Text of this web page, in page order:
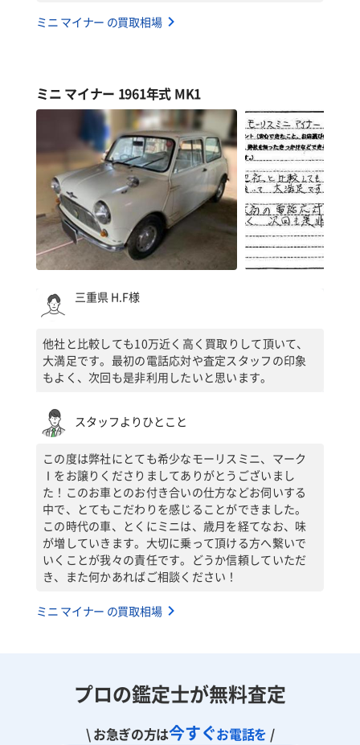
ミニ マイナー の買取相場
ミニ マイナー 1961年式 MK1
三重県 H.F様
他社と比較しても10万近く高く買取りして頂いて、
大満足です。最初の電話応対や査定スタッフの印象
もよく、次回も是非利用したいと思います。
スタッフよりひとこと
この度は弊社にとても希少なモーリスミニ、マーク
Ⅰをお譲りくださりましてありがとうございまし
た！このお車とのお付き合いの仕方などお伺いする
中で、とてもこだわりを感じることができました。
この時代の車、とくにミニは、歳月を経てなお、味
が増していきます。大切に乗って頂ける方へ繋いで
いくことが我々の責任です。どうか信頼していただ
き、また何かあればご相談ください！
ミニ マイナー の買取相場
プロの鑑定士が無料査定
\ お急ぎの方は今すぐお電話を /